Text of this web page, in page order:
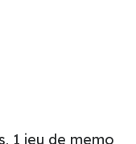
1 jeu de memo